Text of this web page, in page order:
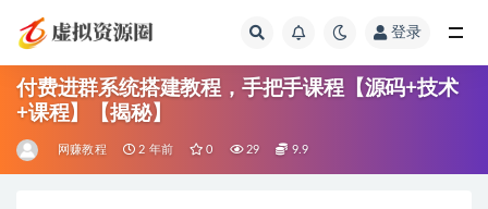
登录
付费进群系统搭建教程，手把手课程【源码+技术
+课程】【揭秘】
网赚教程 2 年前 0 29 9.9